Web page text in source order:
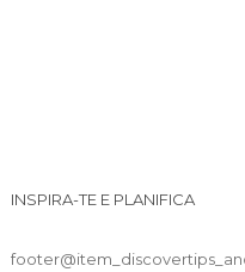
INSPIRA-TE E PLANIFICA